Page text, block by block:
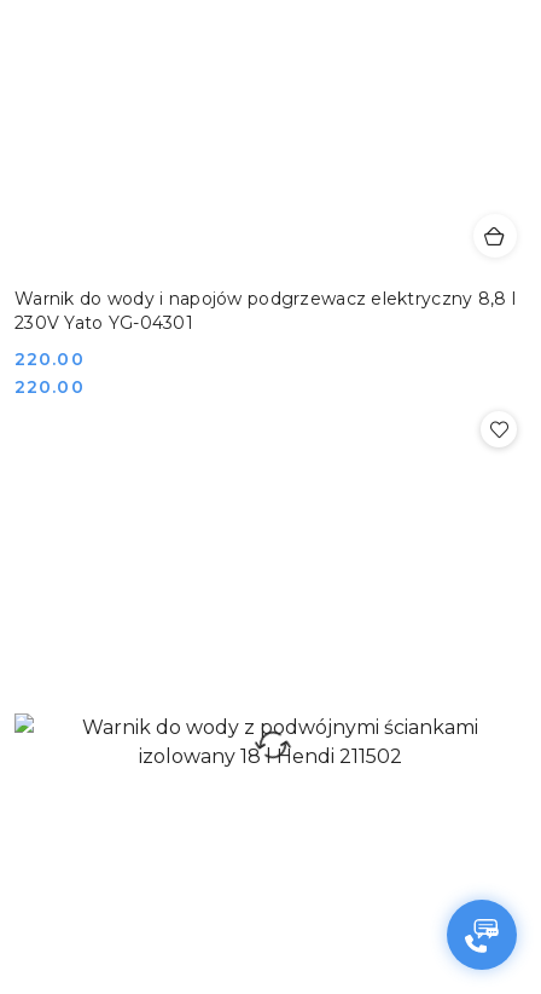
Warnik do wody i napojów podgrzewacz elektryczny 8,8 l
230V Yato YG-04301
Cena:
220.00
Cena:
220.00